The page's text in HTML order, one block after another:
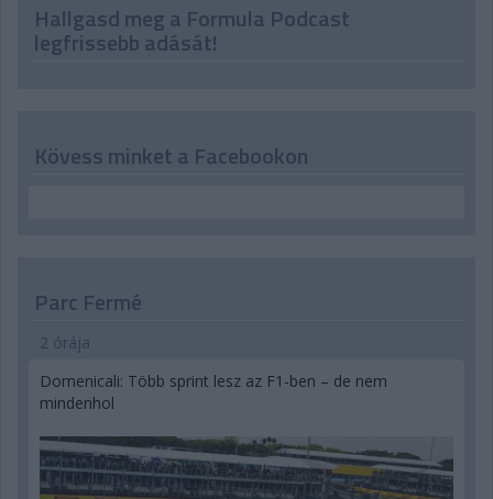
Hallgasd meg a Formula Podcast
legfrissebb adását!
Kövess minket a Facebookon
Parc Fermé
2 órája
Domenicali: Több sprint lesz az F1-ben – de nem
mindenhol